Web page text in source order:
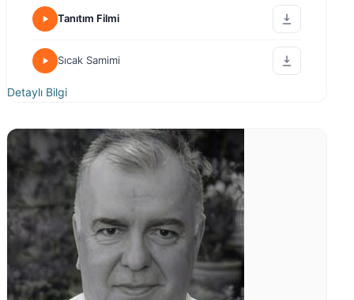
Tanıtım Filmi
Sıcak Samimi
Detaylı Bilgi